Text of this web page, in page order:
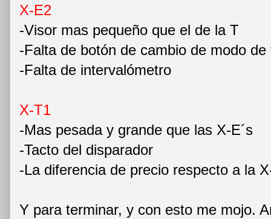
X-E2
-Visor mas pequeño que el de la T
-Falta de botón de cambio de modo de
-Falta de intervalómetro
X-T1
-Mas pesada y grande que las X-E´s
-Tacto del disparador
-La diferencia de precio respecto a la
Y para terminar, y con esto me mojo.